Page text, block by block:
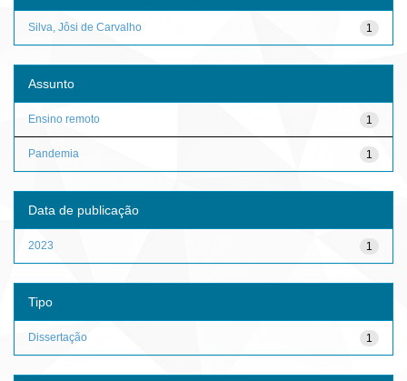
1
Silva, Jôsi de Carvalho
Assunto
1
Ensino remoto
1
Pandemia
Data de publicação
1
2023
Tipo
1
Dissertação